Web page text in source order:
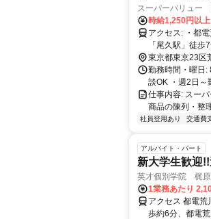
スーパーバリュー
時給1,250円以上
アクセス: ・都電荒川線「荒川遊園地前駅」徒歩4分 ・都電荒川線「小台駅」徒歩6分 ・JR宇都宮線・高崎線
東京都東京23区
勤務時間・曜日
談OK ・週2日～
仕事内容: スー
商品の陳列・整
社員登用あり 交通費
アルバイト・パート
新大学生歓迎
英才個別学院 梶
1業務あたり
アクセス 都電荒
歩約6分、都電